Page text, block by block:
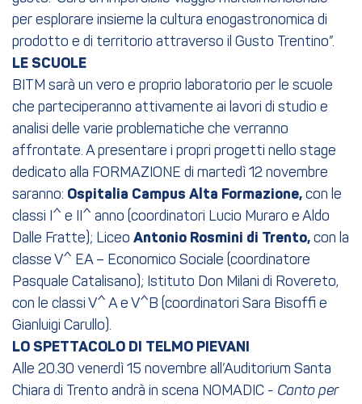
per esplorare insieme la cultura enogastronomica di
prodotto e di territorio attraverso il Gusto Trentino”.
LE SCUOLE
BITM sarà un vero e proprio laboratorio per le scuole
che parteciperanno attivamente ai lavori di studio e
analisi delle varie problematiche che verranno
affrontate. A presentare i propri progetti nello stage
dedicato alla FORMAZIONE di martedì 12 novembre
saranno: Ospitalia Campus Alta Formazione, con le
classi I^ e II^ anno (coordinatori Lucio Muraro e Aldo
Dalle Fratte); Liceo Antonio Rosmini di Trento, con la
classe V^ EA – Economico Sociale (coordinatore
Pasquale Catalisano); Istituto Don Milani di Rovereto,
con le classi V^ A e V^B (coordinatori Sara Bisoffi e
Gianluigi Carullo).
LO SPETTACOLO DI TELMO PIEVANI
Alle 20.30 venerdì 15 novembre all’Auditorium Santa
Chiara di Trento andrà in scena NOMADIC - Canto per